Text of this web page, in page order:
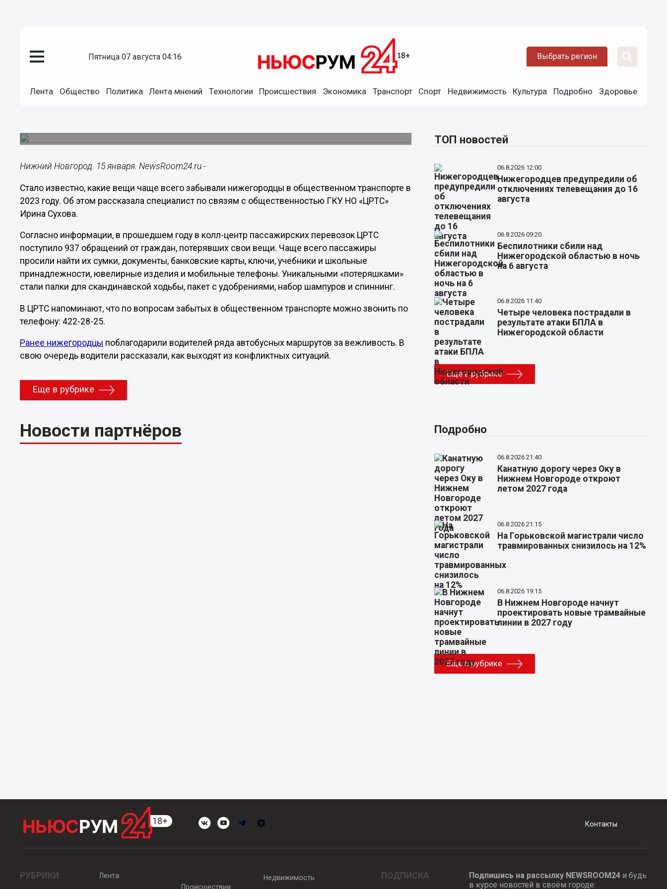
пятница 07 августа 04:16 Выбрать регион
Лента Общество Политика Лента мнений Технологии Происшествия Экономика Транспорт Спорт Недвижимость Культура Подробно Здоровье
Документы, сумки и карты чаще всего забывали
Нижний Новгород. 15 января. NewsRoom24.ru -
Стало известно, какие вещи чаще всего забывали нижегородцы в общественном транспорте в
2023 году. Об этом рассказала специалист по связям с общественностью ГКУ НО «ЦРТС»
Ирина Сухова.
Согласно информации, в прошедшем году в колл-центр пассажирских перевозок ЦРТС
поступило 937 обращений от граждан, потерявших свои вещи. Чаще всего пассажиры
просили найти их сумки, документы, банковские карты, ключи, учебники и школьные
принадлежности, ювелирные изделия и мобильные телефоны. Уникальными «потеряшками»
стали палки для скандинавской ходьбы, пакет с удобрениями, набор шампуров и спиннинг.
В ЦРТС напоминают, что по вопросам забытых в общественном транспорте можно звонить по
телефону: 422-28-25.
Ранее нижегородцы поблагодарили водителей ряда автобусных маршрутов за вежливость. В
свою очередь водители рассказали, как выходят из конфликтных ситуаций.
Еще в рубрике
Новости партнёров
ТОП новостей
06.8.2026 12:00
Нижегородцев предупредили об
отключениях телевещания до 16
августа
06.8.2026 09:20
Беспилотники сбили над
Нижегородской областью в ночь
на 6 августа
06.8.2026 11:40
Четыре человека пострадали в
результате атаки БПЛА в
Нижегородской области
Еще в рубрике
Подробно
06.8.2026 21:40
Канатную дорогу через Оку в
Нижнем Новгороде откроют
летом 2027 года
06.8.2026 21:15
На Горьковской магистрали число
травмированных снизилось на 12%
06.8.2026 19:15
В Нижнем Новгороде начнут
проектировать новые трамвайные
линии в 2027 году
Еще в рубрике
Контакты
РУБРИКИ
Лента
Происшествия
Недвижимость ПОДПИСКА Подпишись на рассылку NEWSROOM24и будь
в курсе новостей в своём городе: